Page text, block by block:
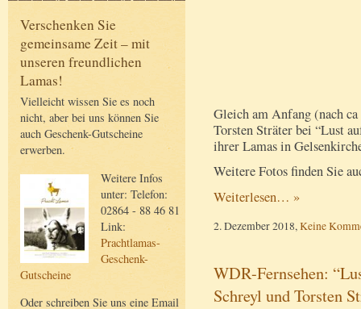
Verschenken Sie
gemeinsame Zeit – mit
unseren freundlichen
Lamas!
Vielleicht wissen Sie es noch
nicht, aber bei uns können Sie
auch Geschenk-Gutscheine
erwerben.
Weitere Infos
unter: Telefon:
02864 - 88 46 81
Link:
Prachtlamas-
Geschenk-
Gutscheine
Oder schreiben Sie uns eine Email
Gleich am Anfang (nach
Torsten Sträter bei “Lust
ihrer Lamas in
Weitere Fotos finden Sie
Weiterlesen… »
2. Dezember 2018,Keine
WDR-Fernsehen:
Schreyl und Torsten